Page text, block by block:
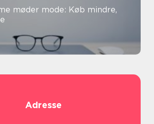
møder mode: Køb mindre,
Adresse